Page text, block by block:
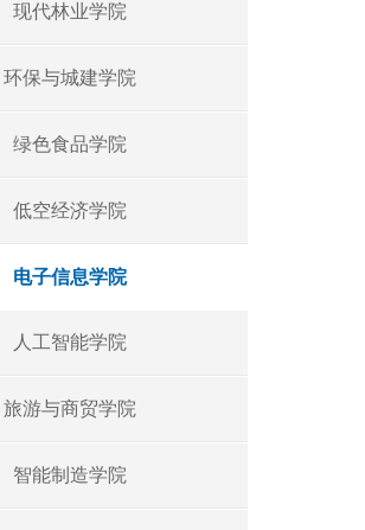
现代林业学院
环保与城建学院
绿色食品学院
低空经济学院
电子信息学院
人工智能学院
旅游与商贸学院
智能制造学院